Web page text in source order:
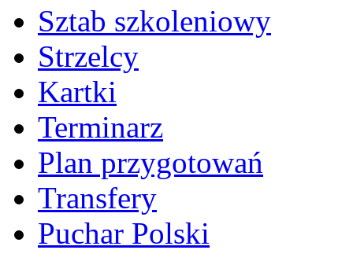
Sztab szkoleniowy
Strzelcy
Kartki
Terminarz
Plan przygotowań
Transfery
Puchar Polski